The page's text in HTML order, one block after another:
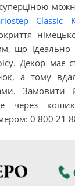
Classic
що ідеально
Декор має
а тому
через
0 800 21